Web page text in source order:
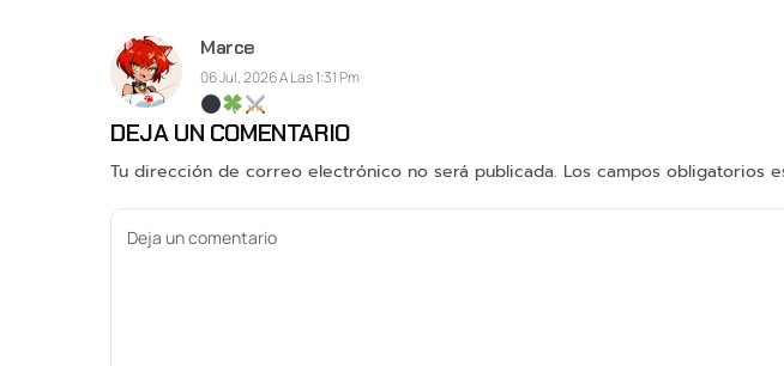
Marce
06 Jul, 2026 A Las 1:31 Pm
DEJA UN COMENTARIO
Tu dirección de correo electrónico no será publicada. Los campos obligatorios